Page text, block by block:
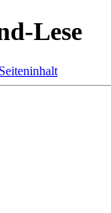
Lese
Seiteninhalt